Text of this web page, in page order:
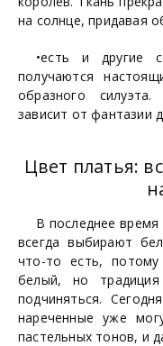
на солнце, придавая
•есть и другие
получаются
образного
зависит от фантазии
Цвет платья:
В последнее
всегда выбирают
что-то есть,
белый, но
подчиняться.
нареченные уже
пастельных тонов, и